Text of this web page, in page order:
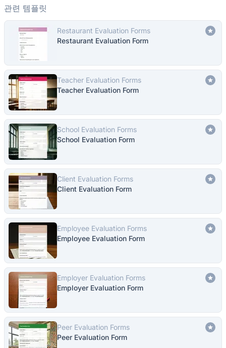
관련 템플릿
Restaurant Evaluation Forms
Restaurant Evaluation Form
Teacher Evaluation Forms
Teacher Evaluation Form
School Evaluation Forms
School Evaluation Form
Client Evaluation Forms
Client Evaluation Form
Employee Evaluation Forms
Employee Evaluation Form
Employer Evaluation Forms
Employer Evaluation Form
Peer Evaluation Forms
Peer Evaluation Form